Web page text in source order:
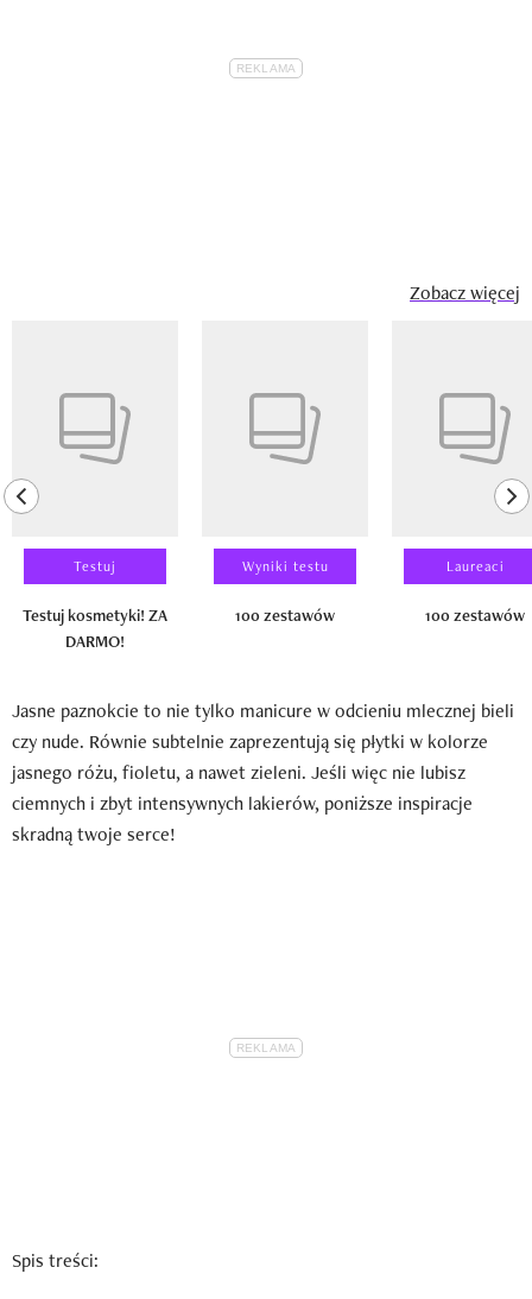
Zobacz więcej
previous element
Testuj
Testuj kosmetyki! ZA
DARMO!
Wyniki testu
100 zestawów
Laureaci
100 zestawów
Jasne paznokcie to nie tylko manicure w odcieniu mlecznej bieli
czy nude. Równie subtelnie zaprezentują się płytki w kolorze
jasnego różu, fioletu, a nawet zieleni. Jeśli więc nie lubisz
ciemnych i zbyt intensywnych lakierów, poniższe inspiracje
skradną twoje serce!
Spis treści: